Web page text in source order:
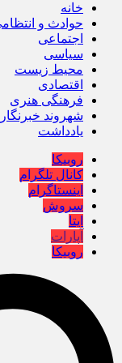
خانه
حوادث و
اجتماعی
سیاسی
محیط زیست
اقتصادی
فرهنگی هنری
شهروند خبرنگار
یادداشت
روبیکا
کانال تلگرام
اینستاگرام
سروش
ایتا
آپارات
روبیکا